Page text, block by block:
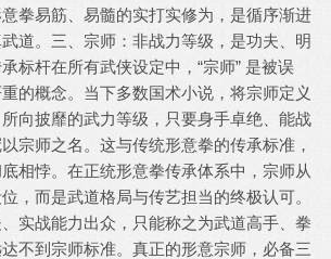
拳易筋、易髓的实打实修为，是循序渐进
道。三、宗师：非战力等级，是功夫、明
标杆在所有武侠设定中，“宗师” 是被误
的概念。当下多数国术小说，将宗师定义
向披靡的武力等级，只要身手卓绝、能战
宗师之名。这与传统形意拳的传承标准，
相悖。在正统形意拳传承体系中，宗师从
，而是武道格局与传艺担当的终极认可。
实战能力出众，只能称之为武道高手、拳
不到宗师标准。真正的形意宗师，必备三